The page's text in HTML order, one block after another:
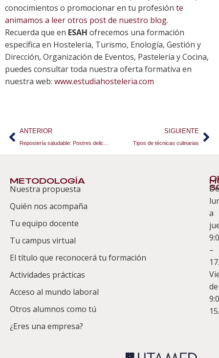
conocimientos o promocionar en tu profesión te
animamos a leer otros post de nuestro blog.
Recuerda que en ESAH ofrecemos una formación
específica en Hostelería, Turismo, Enología, Gestión y
Dirección, Organización de Eventos, Pastelería y Cocina,
puedes consultar toda nuestra oferta formativa en
nuestra web: www.estudiahosteleria.com
ANTERIOR SIGUIENTE
Tipos de técnicas culinarias
METODOLOGÍA
Nuestra propuesta
Quién nos acompaña
Tu equipo docente
Tu campus virtual
El título que reconocerá tu formación
Actividades prácticas
Acceso al mundo laboral
Otros alumnos como tú
¿Eres una empresa?
Te
De
a
–
de